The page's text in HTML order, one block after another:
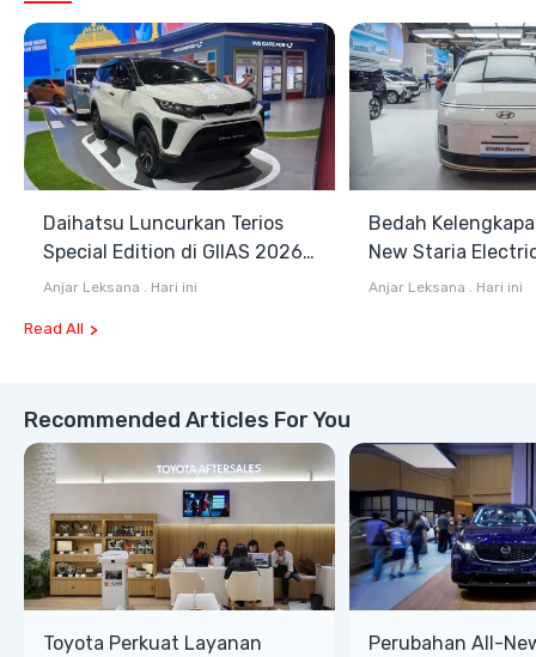
Daihatsu Luncurkan Terios
Special Edition di GIIAS 2026,
Stok Terbatas
Anjar Leksana . Hari ini
Bedah
New Staria
Hybrid yang
Anjar Leksana . Hari ini
Read All
Recommended Articles For You
Toyota Perkuat Layanan
Perubahan All-